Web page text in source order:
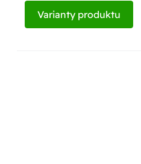
Varianty produktu